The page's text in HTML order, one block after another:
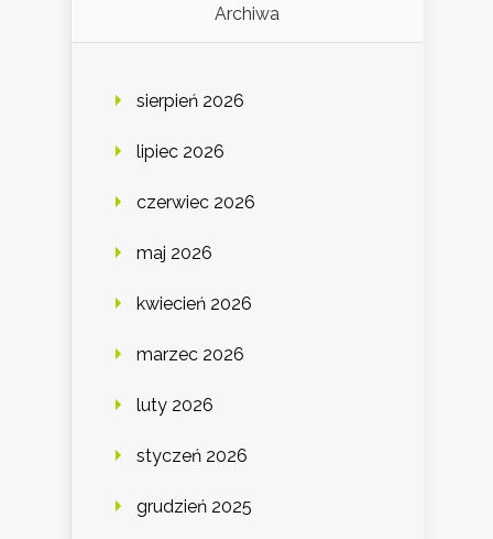
Archiwa
sierpień 2026
lipiec 2026
czerwiec 2026
maj 2026
kwiecień 2026
marzec 2026
luty 2026
styczeń 2026
grudzień 2025